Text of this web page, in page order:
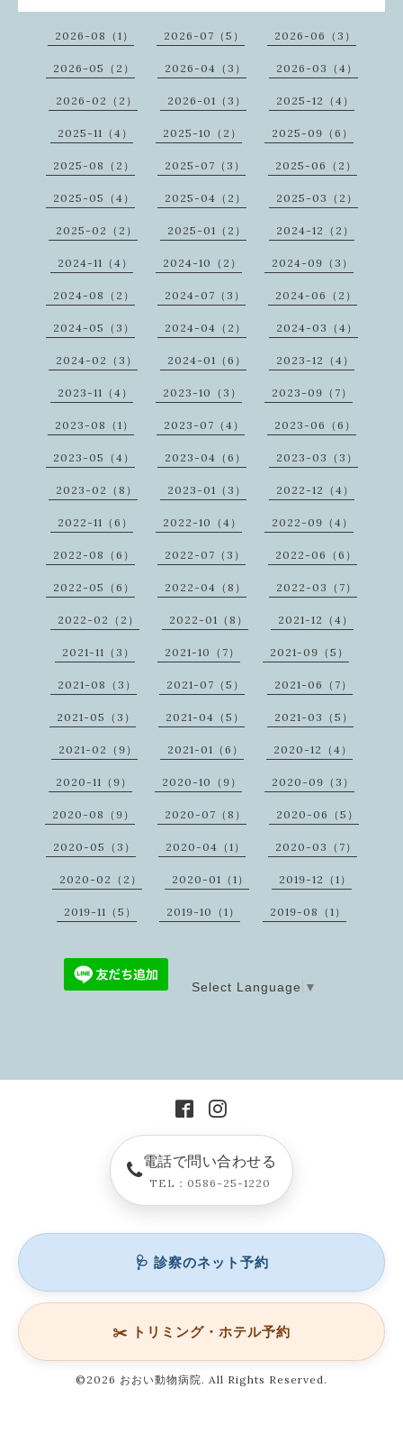
2026-08（1） 2026-07（5） 2026-06（3）
2026-05（2） 2026-04（3） 2026-03（4）
2026-02（2） 2026-01（3） 2025-12（4）
2025-11（4） 2025-10（2） 2025-09（6）
2025-08（2） 2025-07（3） 2025-06（2）
2025-05（4） 2025-04（2） 2025-03（2）
2025-02（2） 2025-01（2） 2024-12（2）
2024-11（4） 2024-10（2） 2024-09（3）
2024-08（2） 2024-07（3） 2024-06（2）
2024-05（3） 2024-04（2） 2024-03（4）
2024-02（3） 2024-01（6） 2023-12（4）
2023-11（4） 2023-10（3） 2023-09（7）
2023-08（1） 2023-07（4） 2023-06（6）
2023-05（4） 2023-04（6） 2023-03（3）
2023-02（8） 2023-01（3） 2022-12（4）
2022-11（6） 2022-10（4） 2022-09（4）
2022-08（6） 2022-07（3） 2022-06（6）
2022-05（6） 2022-04（8） 2022-03（7）
2022-02（2） 2022-01（8） 2021-12（4）
2021-11（3） 2021-10（7） 2021-09（5）
2021-08（3） 2021-07（5） 2021-06（7）
2021-05（3） 2021-04（5） 2021-03（5）
2021-02（9） 2021-01（6） 2020-12（4）
2020-11（9） 2020-10（9） 2020-09（3）
2020-08（9） 2020-07（8） 2020-06（5）
2020-05（3） 2020-04（1） 2020-03（7）
2020-02（2） 2020-01（1） 2019-12（1）
2019-11（5） 2019-10（1） 2019-08（1）
Select Language ▼
電話で問い合わせる
TEL：0586-25-1220
🩺 診察のネット予約
✂️ トリミング・ホテル予約
©2026 おおい動物病院. All Rights Reserved.